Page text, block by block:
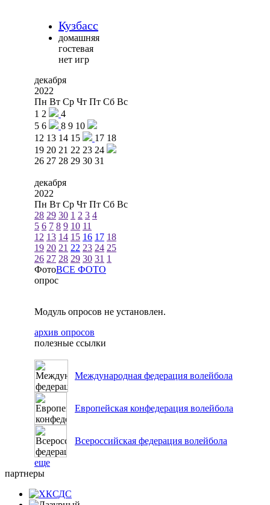
Кузбасс
домашняя
гостевая
нет игр
декабря
2022
Пн Вт Ср Чт Пт Сб Вс
1 2
4
5 6 8 9 10
12 13 14 15 17 18
19 20 21 22 23 24
26 27 28 29 30 31
декабря
2022
Пн Вт Ср Чт Пт Сб Вс
28 29 30 1 2 3 4
5 6 7 8 9 10 11
12 13 14 15 16 17 18
19 20 21 22 23 24 25
26 27 28 29 30 31 1
ФотоВСЕ ФОТО
опрос
Модуль опросов не установлен.
архив опросов
полезные ссылки
Международная федерация волейбола
Европейская конфедерация волейбола
Всероссийская федерация волейбола
еще
партнеры